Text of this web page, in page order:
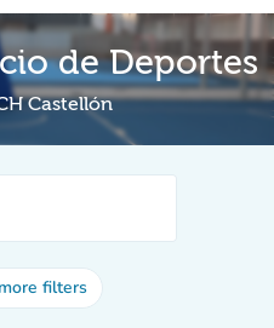
de Deportes
Castellón
filters